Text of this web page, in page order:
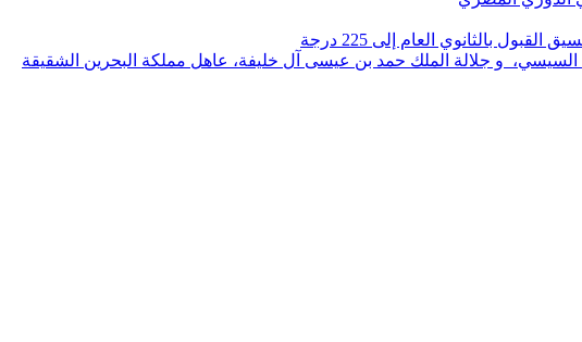
بالثانوي العام إلى 225 درجة
السيسي، و جلالة الملك حمد بن عيسى آل خليفة، عاهل مملكة البحرين الشقيقة